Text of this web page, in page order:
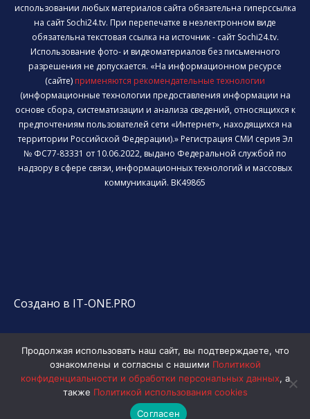
использовании любых материалов сайта обязательна гиперссылка
на сайт Sochi24.tv. При перепечатке в неэлектронном виде
обязательна текстовая ссылка на источник - сайт Sochi24.tv.
Использование фото- и видеоматериалов без письменного
разрешения не допускается. «На информационном ресурсе
(сайте) применяются рекомендательные технологии
(информационные технологии предоставления информации на
основе сбора, систематизации и анализа сведений, относящихся к
предпочтениям пользователей сети «Интернет», находящихся на
территории Российской Федерации).» Регистрация СМИ серия Эл
№ ФС77-83331 от 10.06.2022, выдано Федеральной службой по
надзору в сфере связи, информационных технологий и массовых
коммуникаций. ВК49865
Создано в IT-ONE.PRO
Продолжая использовать наш сайт, вы подтверждаете, что
ознакомлены и согласны с нашими Политикой
конфиденциальности и обработки персональных данных, а
также Политикой использования cookies
Согласен